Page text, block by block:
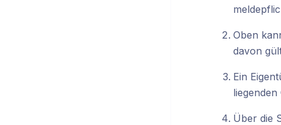
Oben
davon
Ein
liegenden
Über die